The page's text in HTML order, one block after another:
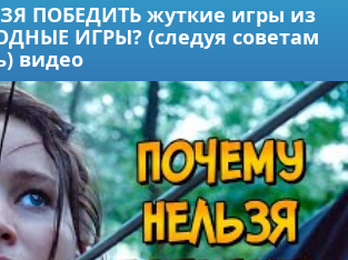
ПОБЕДИТЬ жуткие игры из
ИГРЫ? (следуя советам
видео